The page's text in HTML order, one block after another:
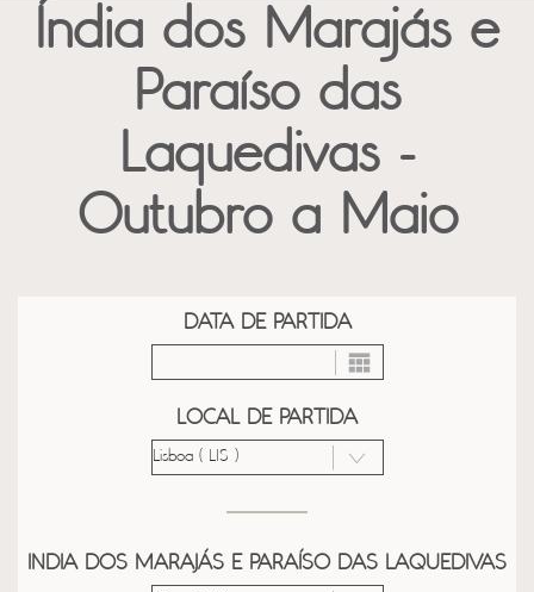
Índia dos Marajás e
Paraíso das
Laquedivas -
Outubro a Maio
DATA DE PARTIDA
LOCAL DE PARTIDA
INDIA DOS MARAJÁS E PARAÍSO DAS LAQUEDIVAS